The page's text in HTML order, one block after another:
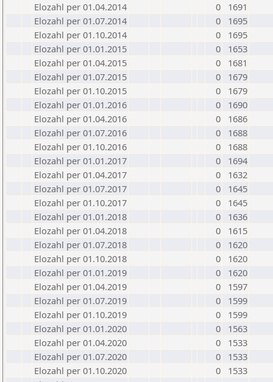
Elozahl per 01.04.2014
0
1691
Elozahl per 01.07.2014
0
1695
Elozahl per 01.10.2014
0
1695
Elozahl per 01.01.2015
0
1653
Elozahl per 01.04.2015
0
1681
Elozahl per 01.07.2015
0
1679
Elozahl per 01.10.2015
0
1679
Elozahl per 01.01.2016
0
1690
Elozahl per 01.04.2016
0
1686
Elozahl per 01.07.2016
0
1688
Elozahl per 01.10.2016
0
1688
Elozahl per 01.01.2017
0
1694
Elozahl per 01.04.2017
0
1632
Elozahl per 01.07.2017
0
1645
Elozahl per 01.10.2017
0
1645
Elozahl per 01.01.2018
0
1636
Elozahl per 01.04.2018
0
1615
Elozahl per 01.07.2018
0
1620
Elozahl per 01.10.2018
0
1620
Elozahl per 01.01.2019
0
1620
Elozahl per 01.04.2019
0
1597
Elozahl per 01.07.2019
0
1599
Elozahl per 01.10.2019
0
1599
Elozahl per 01.01.2020
0
1563
Elozahl per 01.04.2020
0
1533
Elozahl per 01.07.2020
0
1533
Elozahl per 01.10.2020
0
1533